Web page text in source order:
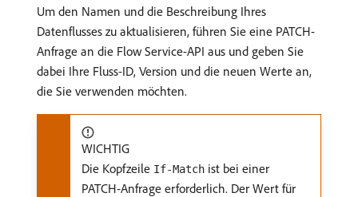
Um den Namen und die Beschreibung Ihres
Datenflusses zu aktualisieren, führen Sie eine PATCH-
Anfrage an die Flow Service-API aus und geben Sie
dabei Ihre Fluss-ID, Version und die neuen Werte an,
die Sie verwenden möchten.
WICHTIG
Die Kopfzeile If-Match ist bei einer
PATCH-Anfrage erforderlich. Der Wert für